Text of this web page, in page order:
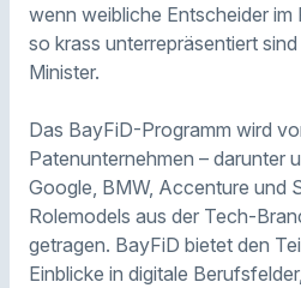
wenn weibliche Entscheider
so krass unterrepräsentiert
Minister.
Das BayFiD-Programm wird
Patenunternehmen – darunter
Google, BMW, Accenture und
Rolemodels aus der Tech-
getragen. BayFiD bietet den
Einblicke in digitale